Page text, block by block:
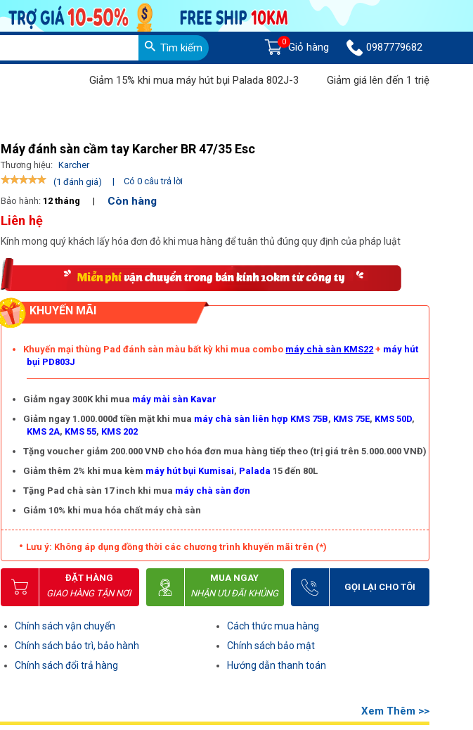
Tìm kiếm 0 Giỏ hàng 0987779682
Giảm 15% khi mua máy hút bụi Palada 802J-3 Giảm giá lên đến 1 triệu đồng khi mua
Máy đánh sàn cầm tay Karcher BR 47/35 Esc
Thương hiệu: Karcher
(1 đánh giá)
|
Có 0 câu trả lời
Bảo hành: 12 tháng | Còn hàng
Liên hệ
Kính mong quý khách lấy hóa đơn đỏ khi mua hàng để tuân thủ đúng quy định của pháp luật
KHUYẾN MÃI
Khuyến mại thùng Pad đánh sàn màu bất kỳ khi mua combo máy chà sàn KMS22 + máy hút
bụi PD803J
Giảm ngay 300K khi mua máy mài sàn Kavar
Giảm ngay 1.000.000đ tiền mặt khi mua máy chà sàn liên hợp KMS 75B, KMS 75E, KMS 50D,
KMS 2A, KMS 55, KMS 202
Tặng voucher giảm 200.000 VNĐ cho hóa đơn mua hàng tiếp theo (trị giá trên 5.000.000 VNĐ)
Giảm thêm 2% khi mua kèm máy hút bụi Kumisai, Palada 15 đến 80L
Tặng Pad chà sàn 17 inch khi mua máy chà sàn đơn
Giảm 10% khi mua hóa chất máy chà sàn
Lưu ý: Không áp dụng đồng thời các chương trình khuyến mãi trên (*)
ĐẶT HÀNG
GIAO HÀNG TẬN NƠI
MUA NGAY
NHẬN ƯU ĐÃI KHỦNG
GỌI LẠI CHO TÔI
Chính sách vận chuyển
Chính sách bảo trì, bảo hành
Chính sách đổi trả hàng
Cách thức mua hàng
Chính sách bảo mật
Hướng dẫn thanh toán
Xem Thêm >>